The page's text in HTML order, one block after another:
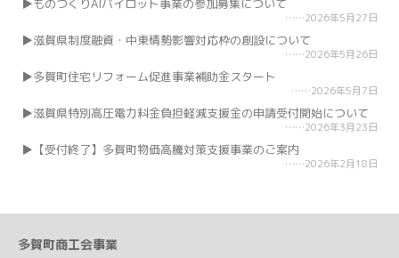
ものづくりAIパイロット事業の参加募集について
2026年5月27日
滋賀県制度融資・中東情勢影響対応枠の創設について
2026年5月26日
多賀町住宅リフォーム促進事業補助金スタート
2026年5月7日
滋賀県特別高圧電力料金負担軽減支援金の申請受付開始について
2026年3月23日
【受付終了】多賀町物価高騰対策支援事業のご案内
2026年2月18日
多賀町商工会事業